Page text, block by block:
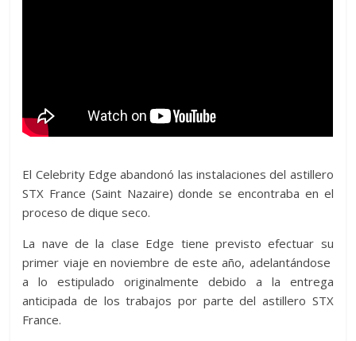
El Celebrity Edge abandonó las instalaciones del astillero
STX France (Saint Nazaire) donde se encontraba en el
proceso de dique seco.
La nave de la clase Edge tiene previsto efectuar su
primer viaje en noviembre de este año, adelantándose
a lo estipulado originalmente debido a la entrega
anticipada de los trabajos por parte del astillero STX
France.